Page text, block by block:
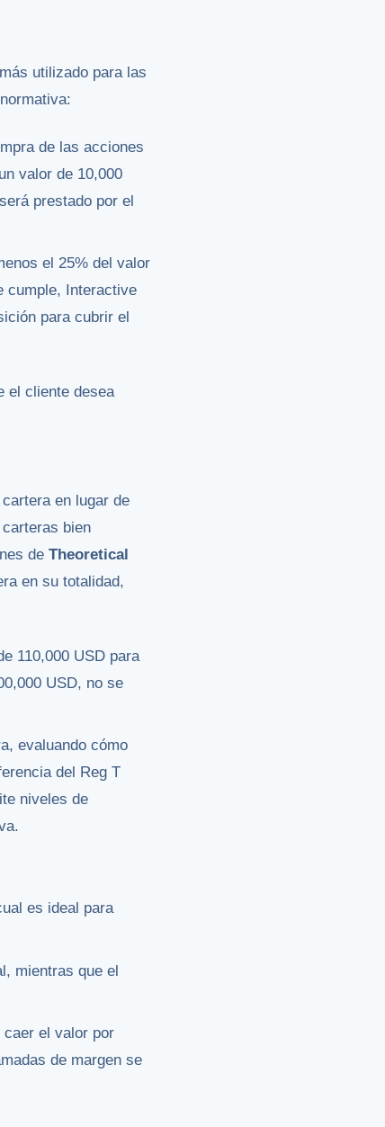
utilizado para las
de las acciones
valor de 10,000
prestado por el
el 25% del valor
cumple, Interactive
para cubrir el
el cliente desea
en lugar de
carteras bien
de Theoretical
en su totalidad,
110,000 USD para
USD, no se
evaluando cómo
del Reg T
niveles de
es ideal para
mientras que el
caer el valor por
de margen se